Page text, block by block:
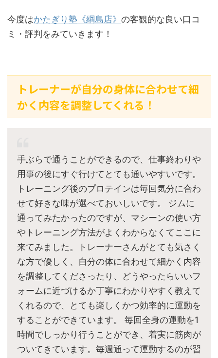
今度はかたぎり塾《綱島店》 の客観的な良い口コ
ミ・評判をみていきます！
トレーナーが自分の身体に合わせて細
かく内容を調整してくれる！
手ぶらで通うことができるので、仕事終わりや
用事の後にすぐ行けてとても通いやすいです。
トレーニング後のプロテインは毎回気分に合わ
せて好きな味が選べておいしいです。 ジムに
通ってみたかったのですが、マシーンの使い方
やトレーニング方法がよくわからなくてここに
来てみました。トレーナーさんがとても気さく
な方で優しく、自分の体に合わせて細かく内容
を調整してくださったり、どうやったらいいフ
ォームに近づけるか丁寧にわかりやすく教えて
くれるので、とても楽しくかつ効率的に運動を
することができています。 毎回全身の運動を1
時間でしっかり行うことができ、着実に筋肉が
ついてきています。毎週通って運動するのが習